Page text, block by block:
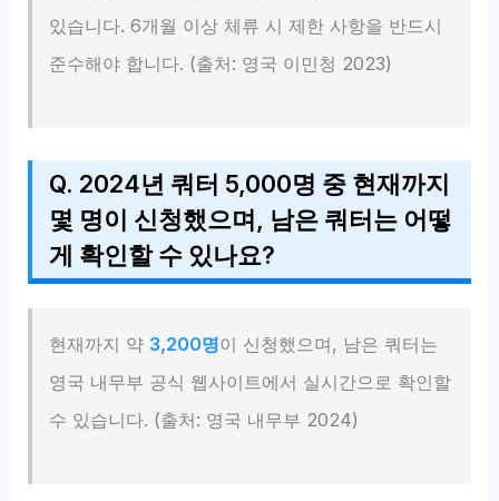
있습니다. 6개월 이상 체류 시 제한 사항을 반드시
준수해야 합니다. (출처: 영국 이민청 2023)
Q. 2024년 쿼터 5,000명 중 현재까지
몇 명이 신청했으며, 남은 쿼터는 어떻
게 확인할 수 있나요?
현재까지 약 3,200명이 신청했으며, 남은 쿼터는
영국 내무부 공식 웹사이트에서 실시간으로 확인할
수 있습니다. (출처: 영국 내무부 2024)